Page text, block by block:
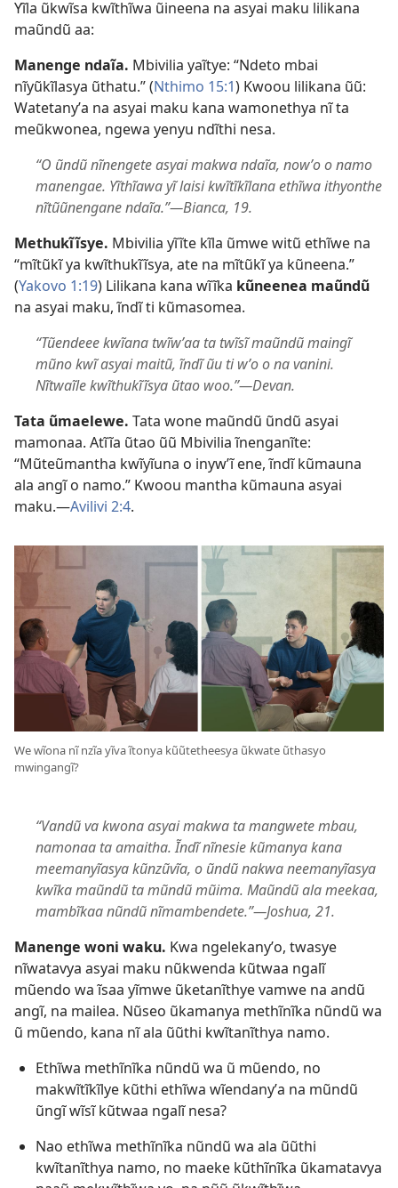
Yĩla ũkwĩsa kwĩthĩwa ũineena na asyai maku lilikana
maũndũ aa:
Manenge ndaĩa. Mbivilia yaĩtye: “Ndeto mbai
nĩyũkĩlasya ũthatu.” (Nthimo 15:1) Kwoou lilikana ũũ:
Watetanyʼa na asyai maku kana wamonethya nĩ ta
meũkwonea, ngewa yenyu ndĩthi nesa.
“O ũndũ nĩnengete asyai makwa ndaĩa, nowʼo o namo
manengae. Yĩthĩawa yĩ laisi kwĩtĩkĩlana ethĩwa ithyonthe
nĩtũũnengane ndaĩa.”—Bianca, 19.
Methukĩĩsye. Mbivilia yĩĩte kĩla ũmwe witũ ethĩwe na
“mĩtũkĩ ya kwĩthukĩĩsya, ate na mĩtũkĩ ya kũneena.”
(Yakovo 1:19) Lilikana kana wĩĩka kũneenea maũndũ
na asyai maku, ĩndĩ ti kũmasomea.
“Tũendeee kwĩana twĩwʼaa ta twĩsĩ maũndũ maingĩ
mũno kwĩ asyai maitũ, ĩndĩ ũu ti wʼo o na vanini.
Nĩtwaĩle kwĩthukĩĩsya ũtao woo.”—Devan.
Tata ũmaelewe. Tata wone maũndũ ũndũ asyai
mamonaa. Atĩĩa ũtao ũũ Mbivilia ĩnenganĩte:
“Mũteũmantha kwĩyĩuna o inywʼĩ ene, ĩndĩ kũmauna
ala angĩ o namo.” Kwoou mantha kũmauna asyai
maku.—Avilivi 2:4.
We wĩona nĩ nzĩa yĩva ĩtonya kũũtetheesya ũkwate ũthasyo
mwingangĩ?
“Vandũ va kwona asyai makwa ta mangwete mbau,
namonaa ta amaitha. Ĩndĩ nĩnesie kũmanya kana
meemanyĩasya kũnzũvĩa, o ũndũ nakwa neemanyĩasya
kwĩka maũndũ ta mũndũ mũima. Maũndũ ala meekaa,
mambĩkaa nũndũ nĩmambendete.”—Joshua, 21.
Manenge woni waku. Kwa ngelekanyʼo, twasye
nĩwatavya asyai maku nũkwenda kũtwaa ngalĩ
mũendo wa ĩsaa yĩmwe ũketanĩthye vamwe na andũ
angĩ, na mailea. Nũseo ũkamanya methĩnĩka nũndũ wa
ũ mũendo, kana nĩ ala ũũthi kwĩtanĩthya namo.
Ethĩwa methĩnĩka nũndũ wa ũ mũendo, no
makwĩtĩkĩlye kũthi ethĩwa wĩendanyʼa na mũndũ
ũngĩ wĩsĩ kũtwaa ngalĩ nesa?
Nao ethĩwa methĩnĩka nũndũ wa ala ũũthi
kwĩtanĩthya namo, no maeke kũthĩnĩka ũkamatavya